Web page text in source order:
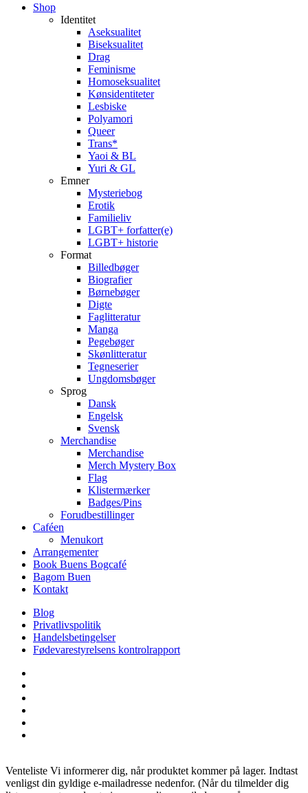
Close
Shop
Identitet
Aseksualitet
Biseksualitet
Drag
Feminisme
Homoseksualitet
Kønsidentiteter
Lesbiske
Polyamori
Queer
Trans*
Yaoi & BL
Yuri & GL
Emner
Mysteriebog
Erotik
Familieliv
LGBT+ forfatter(e)
LGBT+ historie
Format
Billedbøger
Biografier
Børnebøger
Digte
Faglitteratur
Manga
Pegebøger
Skønlitteratur
Tegneserier
Ungdomsbøger
Sprog
Dansk
Engelsk
Svensk
Merchandise
Merchandise
Merch Mystery Box
Flag
Klistermærker
Badges/Pins
Forudbestillinger
Caféen
Menukort
Arrangementer
Book Buens Bogcafé
Bagom Buen
Kontakt
Blog
Privatlivspolitik
Handelsbetingelser
Fødevarestyrelsens kontrolrapport
Venteliste Vi informerer dig, når produktet kommer på lager. Indtast
venligst din gyldige e-mailadresse nedenfor. (Når du tilmelder dig